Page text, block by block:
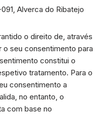
Alverca do Ribatejo
o direito de, através
seu consentimento para
constitui o
tratamento. Para o
consentimento a
no entanto, o
com base no